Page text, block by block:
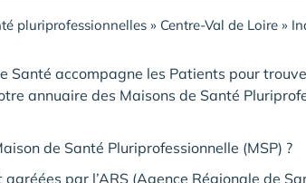
pluriprofessionnelles » Centre-Val de Loire »
Santé accompagne les Patients pour
annuaire des Maisons de Santé
de Santé Pluriprofessionnelle (MSP) ?
agréées par l’ARS (Agence Régionale de